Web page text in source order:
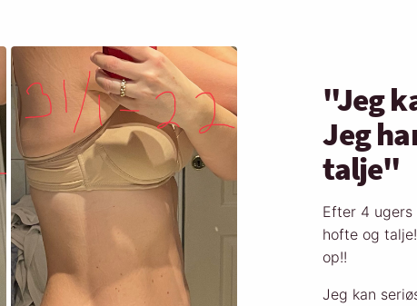
"Jeg
Jeg
talje"
Efter 4
hofte og
op!!
Jeg kan